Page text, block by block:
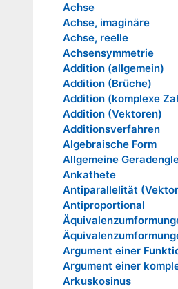
Achse
Achse, imaginäre
Achse, reelle
Achsensymmetrie
Addition (allgemein)
Addition (Brüche)
Addition (komplexe
Addition (Vektoren)
Additionsverfahren
Algebraische Form
Allgemeine
Ankathete
Antiparallelität
Antiproportional
Argument einer
Argument einer
Arkuskosinus